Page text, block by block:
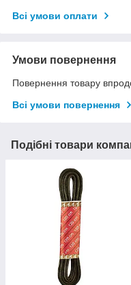
Всі умови оплати
Умови повернення
Повернення товару
Всі умови повернення
Подібні товари